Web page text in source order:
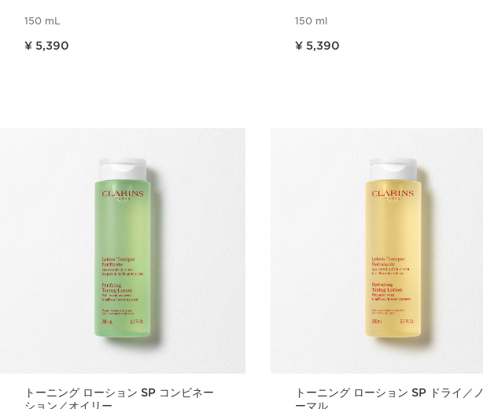
150 mL
¥ 5,390
150 ml
¥ 5,390
トーニング ローション SP コンビネー
ション／オイリー
トーニング ローション SP ドライ／ノ
ーマル